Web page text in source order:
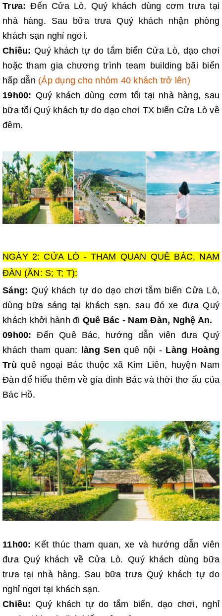
Trưa: Đến Cửa Lò, Quý khách dùng cơm trưa tại
nhà hàng. Sau bữa trưa Quý khách nhận phòng
khách sạn nghỉ ngơi.
Chiều:Quý khách tự do tắm biển Cửa Lò, dạo chơi
hoặc tham gia chương trình team building bãi biển
hấp dẫn (Áp dụng cho nhóm 40 khách trở lên)
19h00: Quý khách dùng cơm tối tại nhà hàng, sau
bữa tối Quý khách tự do dạo chơi TX biển Cửa Lò về
đêm.
NGÀY 2: CỬA LÒ - THAM QUAN QUÊ BÁC, NAM
ĐÀN (ĂN: S; T; T):
Sáng:Quý khách tự do dạo chơi tắm biển Cửa Lò,
dùng bữa sáng tại khách sạn. sau đó xe đưaQuý
khách khởi hành đi Quê Bác - Nam Đàn, Nghệ An.
09h00:
Đến Quê Bác, hướng dẫn viên đưa Quý
khách tham quan: làng Sen quê nội - Làng Hoàng
Trùquê ngoại Bác thuộc xã Kim Liên, huyện Nam
Đàn để hiểu thêm về gia đình Bác và thời thơ ấu của
Bác Hồ.
11h00: Kết thúc tham quan, xe và hướng dẫn viên
đưa Quý khách về Cửa Lò. Quý khách dùng bữa
trưa tại nhà hàng. Sau bữa trưa Quý khách tự do
nghỉ ngơi tại khách sạn.
Chiều: Quý khách tự do tắm biển, dạo chơi, nghỉ